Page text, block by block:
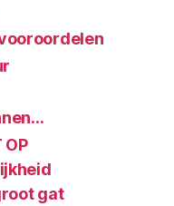
OP
gat